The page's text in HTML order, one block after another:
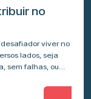
no
viver no
lados, seja
sem falhas, ou…